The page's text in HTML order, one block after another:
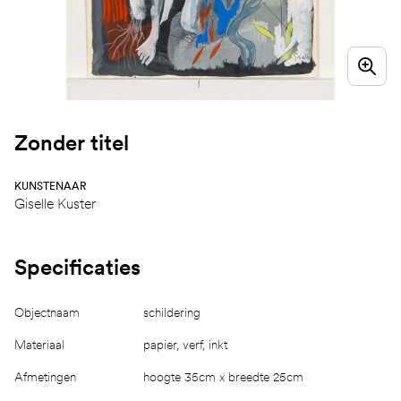
Zonder titel
KUNSTENAAR
Giselle Kuster
Specificaties
Objectnaam schildering
Materiaal papier, verf, inkt
Afmetingen hoogte 35cm x breedte 25cm